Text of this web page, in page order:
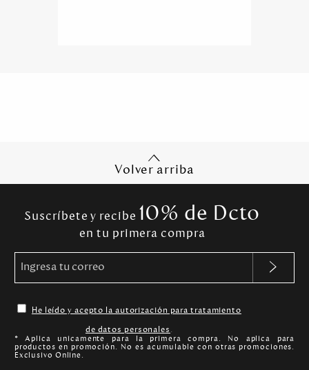
Volver arriba
Suscríbete y recibe 10% de Dcto
en tu primera compra
He leído y acepto la autorización para tratamiento
de datos personales.
* Aplica unicamente para la primera compra. No aplica para
productos en promoción. No es acumulable con otras promociones.
Exclusivo Online.